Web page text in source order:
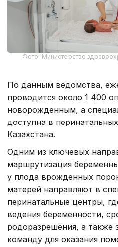
Фото: Министерство
По данным ведомства,
проводится около 1 400
новорожденным, а
доступна в
Казахстана.
Одним из ключевых
маршрутизация
у плода врожденных
матерей направляют в
перинатальные центры,
ведения беременности,
родоразрешения, а также
команду для оказания